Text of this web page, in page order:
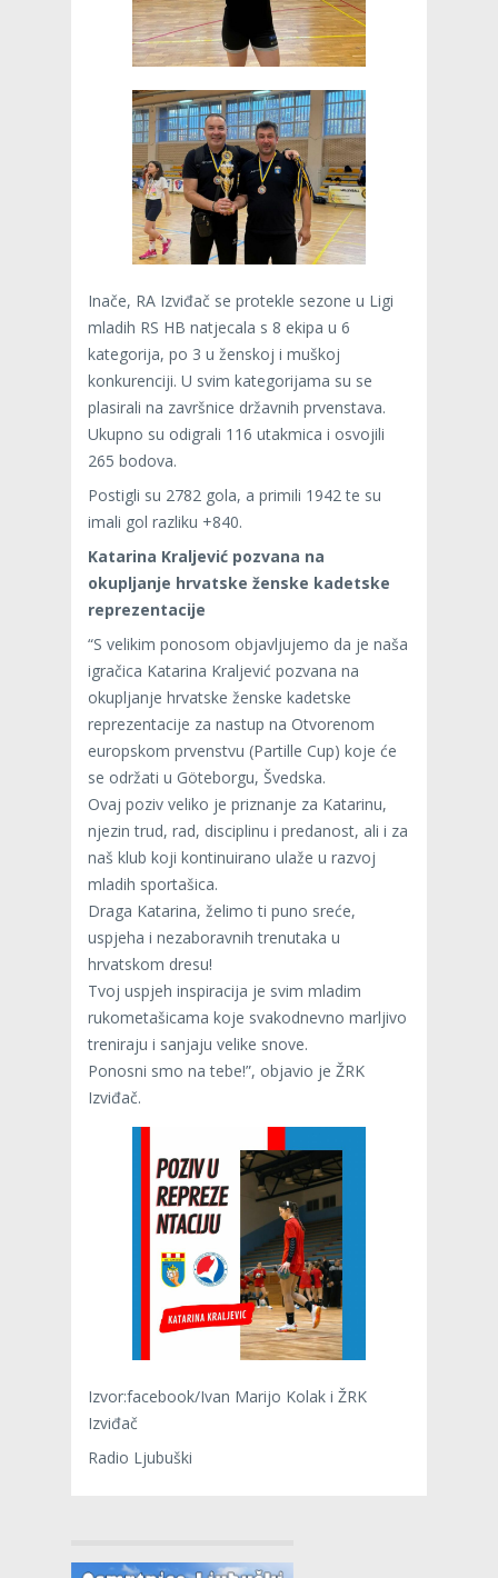
Inače, RA Izviđač se protekle sezone u Ligi
mladih RS HB natjecala s 8 ekipa u 6
kategorija, po 3 u ženskoj i muškoj
konkurenciji. U svim kategorijama su se
plasirali na završnice državnih prvenstava.
Ukupno su odigrali 116 utakmica i osvojili
265 bodova.
Postigli su 2782 gola, a primili 1942 te su
imali gol razliku +840.
Katarina Kraljević pozvana na
okupljanje hrvatske ženske kadetske
reprezentacije
“S velikim ponosom objavljujemo da je naša
igračica Katarina Kraljević pozvana na
okupljanje hrvatske ženske kadetske
reprezentacije za nastup na Otvorenom
europskom prvenstvu (Partille Cup) koje će
se održati u Göteborgu, Švedska.
Ovaj poziv veliko je priznanje za Katarinu,
njezin trud, rad, disciplinu i predanost, ali i za
naš klub koji kontinuirano ulaže u razvoj
mladih sportašica.
Draga Katarina, želimo ti puno sreće,
uspjeha i nezaboravnih trenutaka u
hrvatskom dresu!
Tvoj uspjeh inspiracija je svim mladim
rukometašicama koje svakodnevno marljivo
treniraju i sanjaju velike snove.
Ponosni smo na tebe!”, objavio je ŽRK
Izviđač.
Izvor:facebook/Ivan Marijo Kolak i ŽRK
Izviđač
Radio Ljubuški